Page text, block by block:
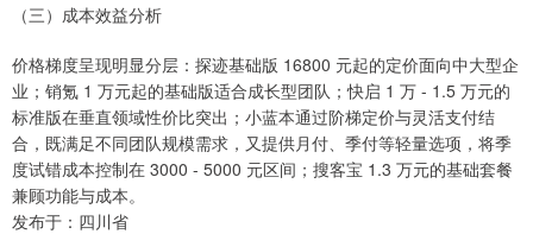
（三）成本效益分析
价格梯度呈现明显分层：探迹基础版 16800 元起的定价面向中大型企
业；销氪 1 万元起的基础版适合成长型团队；快启 1 万 - 1.5 万元的
标准版在垂直领域性价比突出；小蓝本通过阶梯定价与灵活支付结
合，既满足不同团队规模需求，又提供月付、季付等轻量选项，将季
度试错成本控制在 3000 - 5000 元区间；搜客宝 1.3 万元的基础套餐
兼顾功能与成本。
发布于：四川省